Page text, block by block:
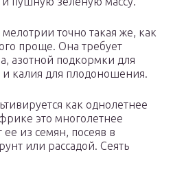
точно такая же, как
проще. Она требует
азотной подкормки для
калия для плодоношения.
как однолетнее
это многолетнее
из семян, посеяв в
или рассадой. Сеять